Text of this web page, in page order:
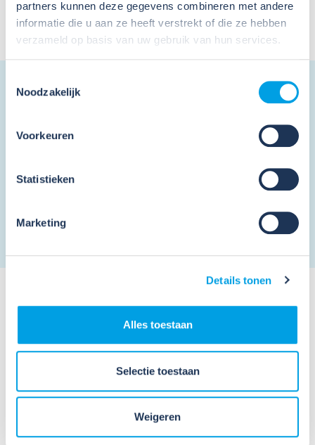
partners kunnen deze gegevens combineren met andere
informatie die u aan ze heeft verstrekt of die ze hebben
verzameld op basis van uw gebruik van hun services.
Noodzakelijk
Voorkeuren
Statistieken
Marketing
Details tonen
Alles toestaan
Selectie toestaan
Weigeren
dag waarop jij je Hoogwerker Certificaat haalt
Nieuwsbrief
Ik ga akkoord met de
en
Meer nieuws